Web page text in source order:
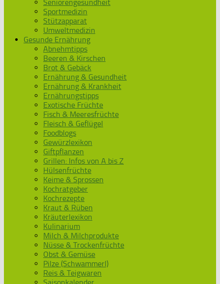
Seniorengesundheit
Sportmedizin
Stützapparat
Umweltmedizin
Gesunde Ernährung
Abnehmtipps
Beeren & Kirschen
Brot & Gebäck
Ernährung & Gesundheit
Ernährung & Krankheit
Ernährungstipps
Exotische Früchte
Fisch & Meeresfrüchte
Fleisch & Geflügel
Foodblogs
Gewürzlexikon
Giftpflanzen
Grillen: Infos von A bis Z
Hülsenfrüchte
Keime & Sprossen
Kochratgeber
Kochrezepte
Kraut & Rüben
Kräuterlexikon
Kulinarium
Milch & Milchprodukte
Nüsse & Trockenfrüchte
Obst & Gemüse
Pilze (Schwammerl)
Reis & Teigwaren